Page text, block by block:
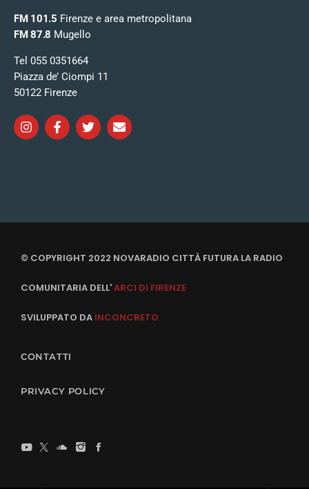
FM 101.5 Firenze e area metropolitana
FM 87.8 Mugello
Tel 055 0351664
Piazza de’ Ciompi 11
50122 Firenze
© COPYRIGHT 2022 NOVARADIO CITTÀ FUTURA LA RADIO
COMUNITARIA DELL'ARCI DI FIRENZE
SVILUPPATO DA INCONCRETO
CONTATTI
PRIVACY POLICY